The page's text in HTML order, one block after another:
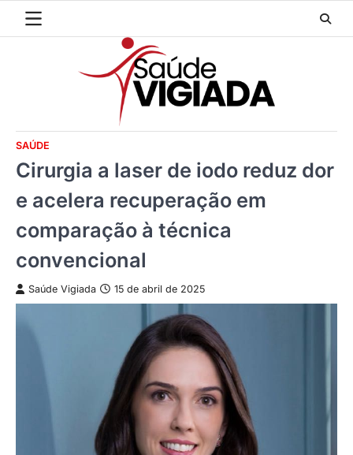
SAÚDE
Cirurgia a laser de iodo reduz dor
e acelera recuperação em
comparação à técnica
convencional
Saúde Vigiada 15 de abril de 2025